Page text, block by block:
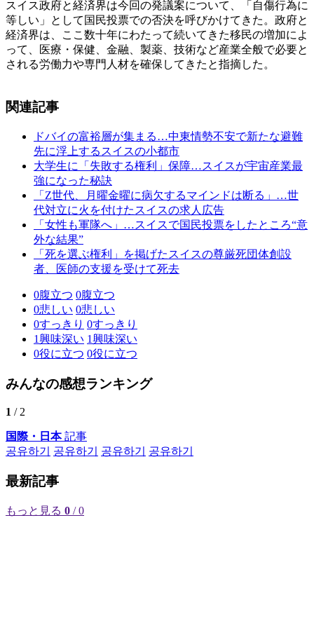
スイス政府と経済界は今回の発議案について、「自傷行為に
等しい」として国民投票での否決を呼びかけてきた。政府と
経済界は、ここ数十年にわたって続いてきた移民の増加によ
って、医療・保健、金融、製薬、技術など産業全般で必要と
される労働力や専門人材を確保してきたと指摘した。
関連記事
ドバイの富裕層が集まる…中東情勢不安で新たな避難
先に浮上するスイスの小都市
大学生に「失敗する権利」保障…スイスが宇宙産業最
強になった秘訣
「Z世代、月曜金曜に病欠するマインドは断る」…世
代対立に火を付けたスイスの求人広告
「女性も軍隊へ」…スイスで国民投票をしたところ“意
外な結果”
「死を選ぶ権利」を掲げたスイスの尊厳死団体創設
者、医師の支援を受けて死去
0腹立つ 0腹立つ
0悲しい 0悲しい
0すっきり 0すっきり
1興味深い 1興味深い
0役に立つ 0役に立つ
みんなの感想ランキング
1 / 2
国際・日本記事
공유하기
공유하기 공유하기 공유하기
最新記事
もっと見る 0 / 0